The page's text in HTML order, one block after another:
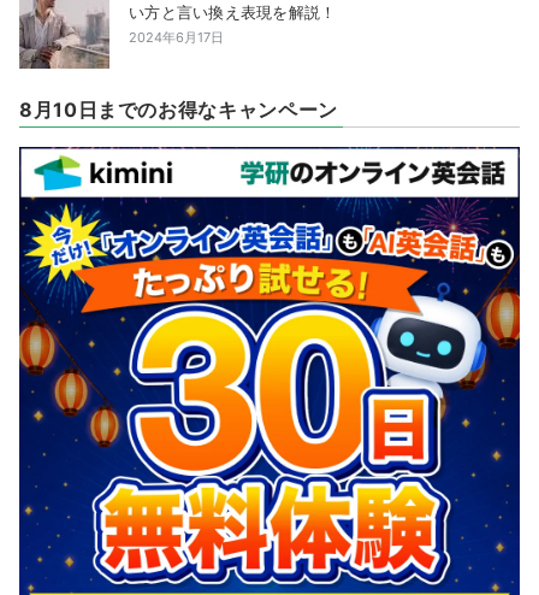
い方と言い換え表現を解説！
2024年6月17日
8月10日までのお得なキャンペーン